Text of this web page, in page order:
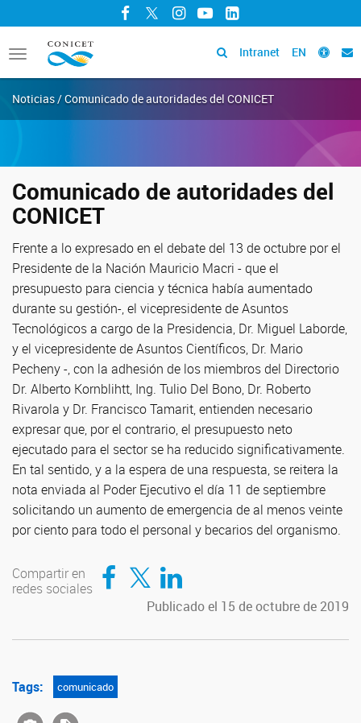
Facebook
TwitterInstagram
YouTubeLinkedIn
Toggle
navigation
Intranet EN
Noticias / Comunicado de autoridades del CONICET
Comunicado de autoridades del
CONICET
Frente a lo expresado en el debate del 13 de octubre por el
Presidente de la Nación Mauricio Macri - que el
presupuesto para ciencia y técnica había aumentado
durante su gestión-, el vicepresidente de Asuntos
Tecnológicos a cargo de la Presidencia, Dr. Miguel Laborde,
y el vicepresidente de Asuntos Científicos, Dr. Mario
Pecheny -, con la adhesión de los miembros del Directorio
Dr. Alberto Kornblihtt, Ing. Tulio Del Bono, Dr. Roberto
Rivarola y Dr. Francisco Tamarit, entienden necesario
expresar que, por el contrario, el presupuesto neto
ejecutado para el sector se ha reducido significativamente.
En tal sentido, y a la espera de una respuesta, se reitera la
nota enviada al Poder Ejecutivo el día 11 de septiembre
solicitando un aumento de emergencia de al menos veinte
por ciento para todo el personal y becarios del organismo.
Compartir en
redes sociales
Compartir en Facebook
Compartir en TwitterCompartir en LinkedIn
Publicado el 15 de octubre de 2019
Tags: comunicado